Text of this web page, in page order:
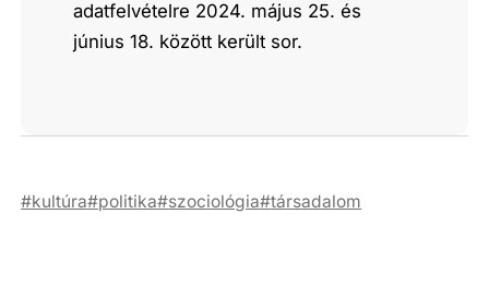
adatfelvételre 2024. május 25. és
június 18. között került sor.
kultúra politika szociológia társadalom